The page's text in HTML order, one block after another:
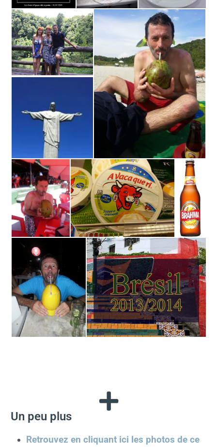
Un peu plus
Retrouvez en cliquant ici les photos de ce